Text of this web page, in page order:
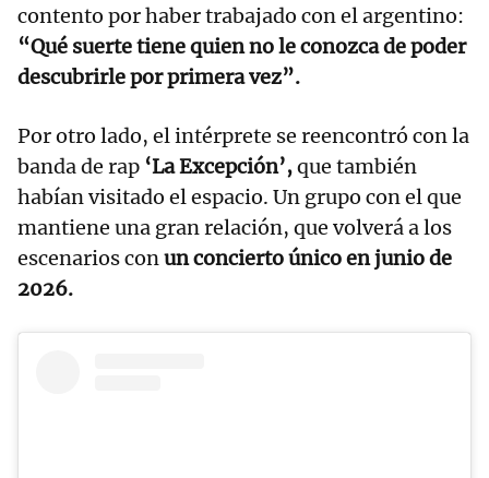
contento por haber trabajado con el argentino:
“Qué suerte tiene quien no le conozca de poder
descubrirle por primera vez”.
Por otro lado, el intérprete se reencontró con la
banda de rap ‘La Excepción’,que también
habían visitado el espacio. Un grupo con el que
mantiene una gran relación, que volverá a los
escenarios conun concierto único en junio de
2026.